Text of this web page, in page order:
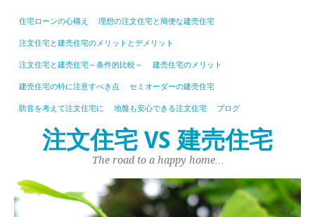
住宅ローンの心構え 理想の注文住宅と簡便な建売住宅
注文住宅と建売住宅のメリットとデメリット
注文住宅と建売住宅～条件的比較～ 建売住宅のメリット
建売住宅の特に注意すべき点 セミオーダーの建売住宅
防音を考えて注文住宅に 地盤も安心できる注文住宅 ブログ
注文住宅 VS 建売住宅
The road to a happy home…